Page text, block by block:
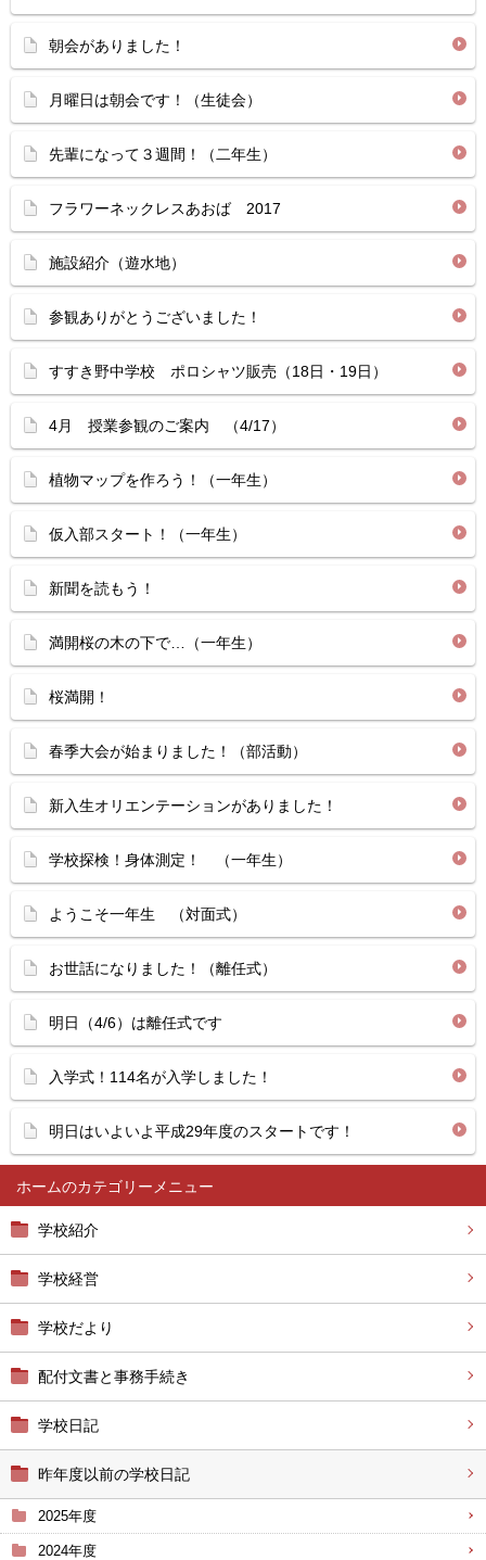
ホーム
学校紹介
学校経営
学校だより
配付文書と事務手続き
学校日記
昨年度以前の学校日記
2025年度
2024年度
朝会がありました！
月曜日は朝会です！（生徒会）
先輩になって３週間！（二年生）
フラワーネックレスあおば 2017
施設紹介（遊水地）
参観ありがとうございました！
すすき野中学校 ポロシャツ販売（18日・19日）
4月 授業参観のご案内 （4/17）
植物マップを作ろう！（一年生）
仮入部スタート！（一年生）
新聞を読もう！
満開桜の木の下で…（一年生）
桜満開！
春季大会が始まりました！（部活動）
新入生オリエンテーションがありました！
学校探検！身体測定！ （一年生）
ようこそ一年生 （対面式）
お世話になりました！（離任式）
明日（4/6）は離任式です
入学式！114名が入学しました！
明日はいよいよ平成29年度のスタートです！